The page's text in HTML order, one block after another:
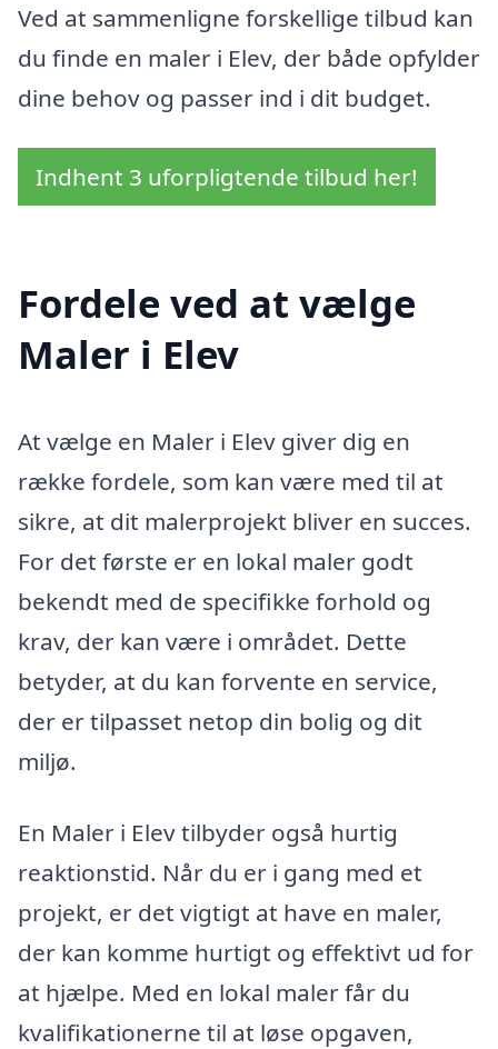
Ved at sammenligne forskellige tilbud kan
du finde en maler i Elev, der både opfylder
dine behov og passer ind i dit budget.
Indhent 3 uforpligtende tilbud her!
Fordele ved at vælge
Maler i Elev
At vælge en Maler i Elev giver dig en
række fordele, som kan være med til at
sikre, at dit malerprojekt bliver en succes.
For det første er en lokal maler godt
bekendt med de specifikke forhold og
krav, der kan være i området. Dette
betyder, at du kan forvente en service,
der er tilpasset netop din bolig og dit
miljø.
En Maler i Elev tilbyder også hurtig
reaktionstid. Når du er i gang med et
projekt, er det vigtigt at have en maler,
der kan komme hurtigt og effektivt ud for
at hjælpe. Med en lokal maler får du
kvalifikationerne til at løse opgaven,